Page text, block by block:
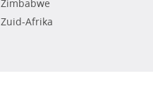
Zimbabwe
Zuid-Afrika